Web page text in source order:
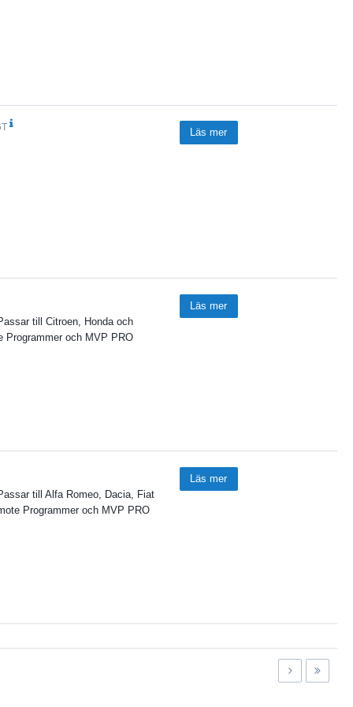
Läs mer
till Citroen, Honda och
Programmer och MVP PRO
Läs mer
till Alfa Romeo, Dacia, Fiat
Programmer och MVP PRO
Läs mer